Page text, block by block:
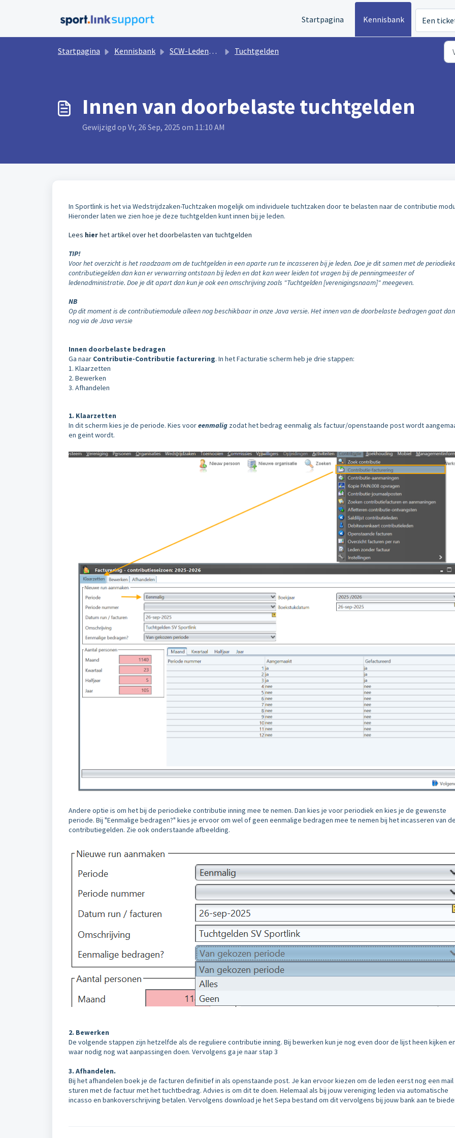
Startpagina
Kennisbank Een
Startpagina Kennisbank SCW-Ledenbeheer Tuchtgelden
Innen van doorbelaste tuchtgelden
Gewijzigd op Vr, 26 Sep, 2025 om 11:10 AM
In Sportlink is het via Wedstrijdzaken-Tuchtzaken mogelijk om individuele tuchtzaken door te belasten naar de contributie
Hieronder laten we zien hoe je deze tuchtgelden kunt innen bij je leden.
Lees hierhet artikel over het doorbelasten van tuchtgelden
TIP!
Voor het overzicht is het raadzaam om de tuchtgelden in een aparte run te incasseren bij je leden. Doe je dit samen met de
contributiegelden dan kan er verwarring ontstaan bij leden en dat kan weer leiden tot vragen bij de penningmeester of
ledenadministratie. Doe je dit apart dan kun je ook een omschrijving zoals "Tuchtgelden [verenigingsnaam]" meegeven.
NB
Op dit moment is de contributiemodule alleen nog beschikbaar in onze Java versie. Het innen van de doorbelaste bedragen gaat
nog via de Java versie
Innen doorbelaste bedragen
Ga naar Contributie-Contributie facturering. In het Facturatie scherm heb je drie stappen:
1. Klaarzetten
2. Bewerken
3. Afhandelen
1. Klaarzetten
In dit scherm kies je de periode. Kies vooreenmalig zodat het bedrag eenmalig als factuur/openstaande post wordt
en geint wordt.
Andere optie is om het bij de periodieke contributie inning mee te nemen. Dan kies je voor periodiek en kies je de gewenste
periode. Bij "Eenmalige bedragen?" kies je ervoor om wel of geen eenmalige bedragen mee te nemen bij het incasseren van
contributiegelden. Zie ook onderstaande afbeelding.
2. Bewerken
De volgende stappen zijn hetzelfde als de reguliere contributie inning. Bij bewerken kun je nog even door de lijst heen kijken
waar nodig nog wat aanpassingen doen. Vervolgens ga je naar stap 3
3. Afhandelen.
Bij het afhandelen boek je de facturen definitief in als openstaande post. Je kan ervoor kiezen om de leden eerst nog een
sturen met de factuur met het tuchtbedrag. Advies is om dit te doen. Helemaal als bij jouw vereniging leden via automatische
incasso en bankoverschrijving betalen. Vervolgens download je het Sepa bestand om dit vervolgens bij jouw bank aan te